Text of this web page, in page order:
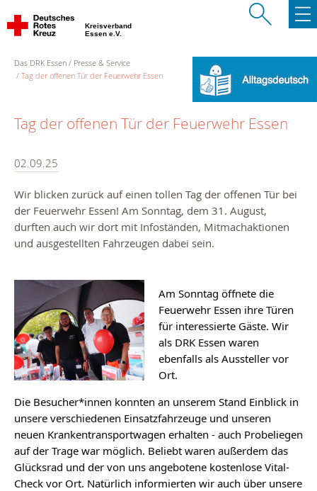
Kreisverband
Essen e.V.
Das DRK Essen
Presse & Service
Tag der offenen Tür der Feuerwehr Essen
Tag der offenen Tür der Feuerwehr Essen
02.09.25
Wir blicken zurück auf einen tollen Tag der offenen Tür bei
der Feuerwehr Essen! Am Sonntag, dem 31. August,
durften auch wir dort mit Infoständen, Mitmachaktionen
und ausgestellten Fahrzeugen dabei sein.
Am Sonntag öffnete die
Feuerwehr Essen ihre Türen
für interessierte Gäste. Wir
als DRK Essen waren
ebenfalls als Aussteller vor
Ort.
Die Besucher*innen konnten an unserem Stand Einblick in
unsere verschiedenen Einsatzfahrzeuge und unseren
neuen Krankentransportwagen erhalten - auch Probeliegen
auf der Trage war möglich. Beliebt waren außerdem das
Glücksrad und der von uns angebotene kostenlose Vital-
Check vor Ort. Natürlich informierten wir auch über unsere